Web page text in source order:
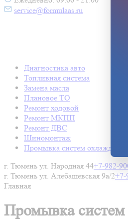
service@formulaas.ru
Диагностика авто
Топливная система
Замена масла
Плановое ТО
Ремонт ходовой
Ремонт МКПП
Ремонт ДВС
Шиномонтаж
Промывка систем охлаждения
г. Тюмень ул. Народная 44+7-982-
г. Тюмень ул. Алебашевская 9а/2+7-
Главная
Промывка